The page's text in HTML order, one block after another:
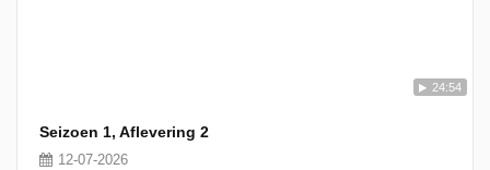
24:54
Seizoen 1, Aflevering 2
12-07-2026